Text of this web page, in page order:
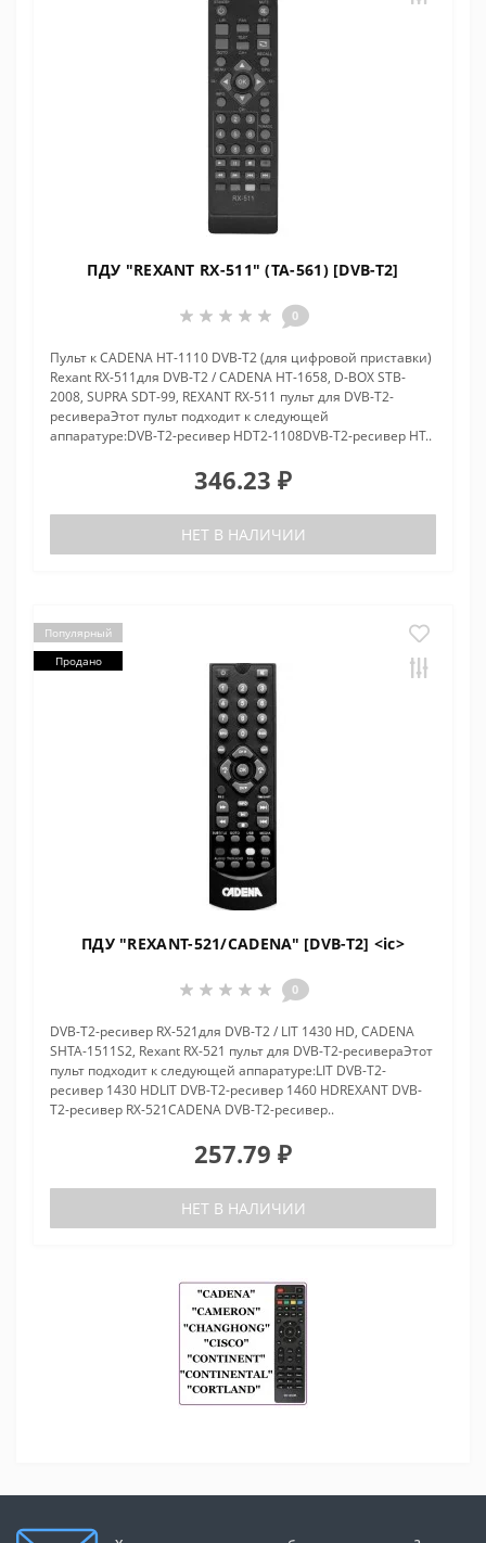
ПДУ "REXANT RX-511" (TA-561) [DVB-T2]
0
Пульт к CADENA HT-1110 DVB-T2 (для цифровой приставки)
Rexant RX-511для DVB-T2 / CADENA HT-1658, D-BOX STB-
2008, SUPRA SDT-99, REXANT RX-511 пульт для DVB-T2-
ресивераЭтот пульт подходит к следующей
аппаратуре:DVB-T2-ресивер HDT2-1108DVB-T2-ресивер HT..
346.23 ₽
НЕТ В НАЛИЧИИ
Популярный
Продано
ПДУ "REXANT-521/CADENA" [DVB-T2] <ic>
0
DVB-T2-ресивер RX-521для DVB-T2 / LIT 1430 HD, CADENA
SHTA-1511S2, Rexant RX-521 пульт для DVB-T2-ресивераЭтот
пульт подходит к следующей аппаратуре:LIT DVB-T2-
ресивер 1430 HDLIT DVB-T2-ресивер 1460 HDREXANT DVB-
T2-ресивер RX-521CADENA DVB-T2-ресивер..
257.79 ₽
НЕТ В НАЛИЧИИ